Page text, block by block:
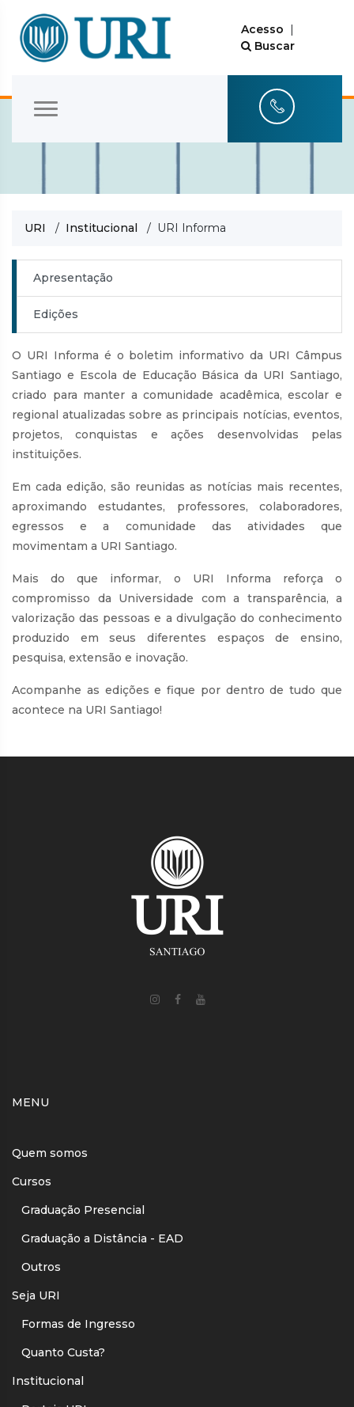
Acesso |
Buscar
URI / Institucional / URI Informa
Apresentação
Edições
O URI Informa é o boletim informativo da URI Câmpus
Santiago e Escola de Educação Básica da URI Santiago,
criado para manter a comunidade acadêmica, escolar e
regional atualizadas sobre as principais notícias, eventos,
projetos, conquistas e ações desenvolvidas pelas
instituições.
Em cada edição, são reunidas as notícias mais recentes,
aproximando estudantes, professores, colaboradores,
egressos e a comunidade das atividades que
movimentam a URI Santiago.
Mais do que informar, o URI Informa reforça o
compromisso da Universidade com a transparência, a
valorização das pessoas e a divulgação do conhecimento
produzido em seus diferentes espaços de ensino,
pesquisa, extensão e inovação.
Acompanhe as edições e fique por dentro de tudo que
acontece na URI Santiago!
MENU
Quem somos
Cursos
Graduação Presencial
Graduação a Distância - EAD
Outros
Seja URI
Formas de Ingresso
Quanto Custa?
Institucional